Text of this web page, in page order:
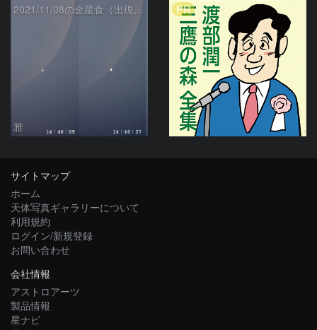
2021/11/08の金星食（出現時）
雅
PR
サイトマップ
ホーム
天体写真ギャラリーについて
利用規約
ログイン/新規登録
お問い合わせ
会社情報
アストロアーツ
製品情報
星ナビ